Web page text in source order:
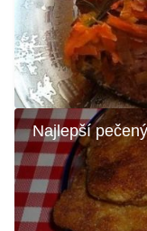
Najlepší